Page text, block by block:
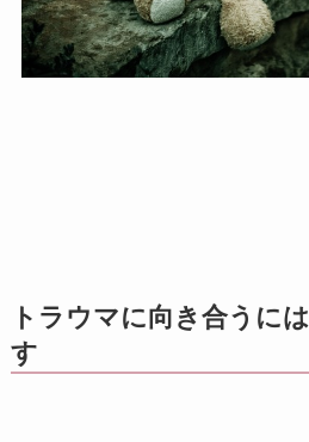
トラウマに向き合うに
す